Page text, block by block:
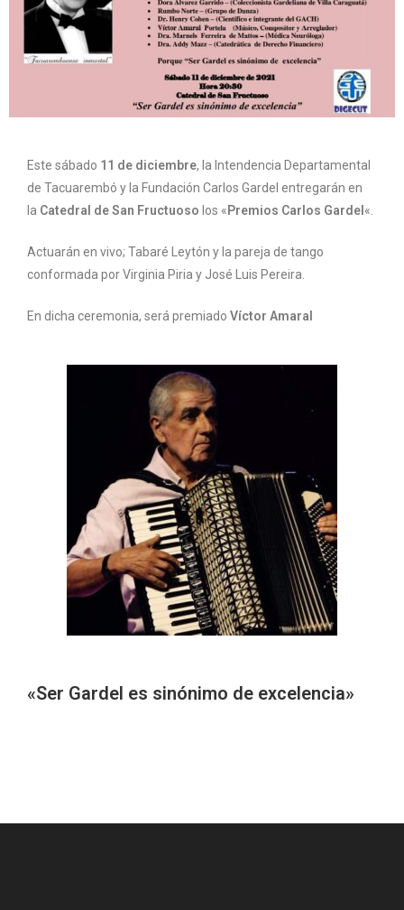
Este sábado 11 de diciembre, la Intendencia Departamental
de Tacuarembó y la Fundación Carlos Gardel entregarán en
la Catedral de San Fructuoso los «Premios Carlos Gardel «.
Actuarán en vivo; Tabaré Leytón y la pareja de tango
conformada por Virginia Piria y José Luis Pereira.
En dicha ceremonia, será premiado Víctor Amaral
«Ser Gardel es sinónimo de excelencia»